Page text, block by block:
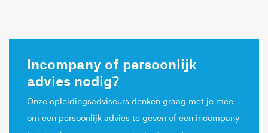
Incompany of persoonlijk
advies nodig?
Onze opleidingsadviseurs denken graag met je mee
om een persoonlijk advies te geven of een incompany